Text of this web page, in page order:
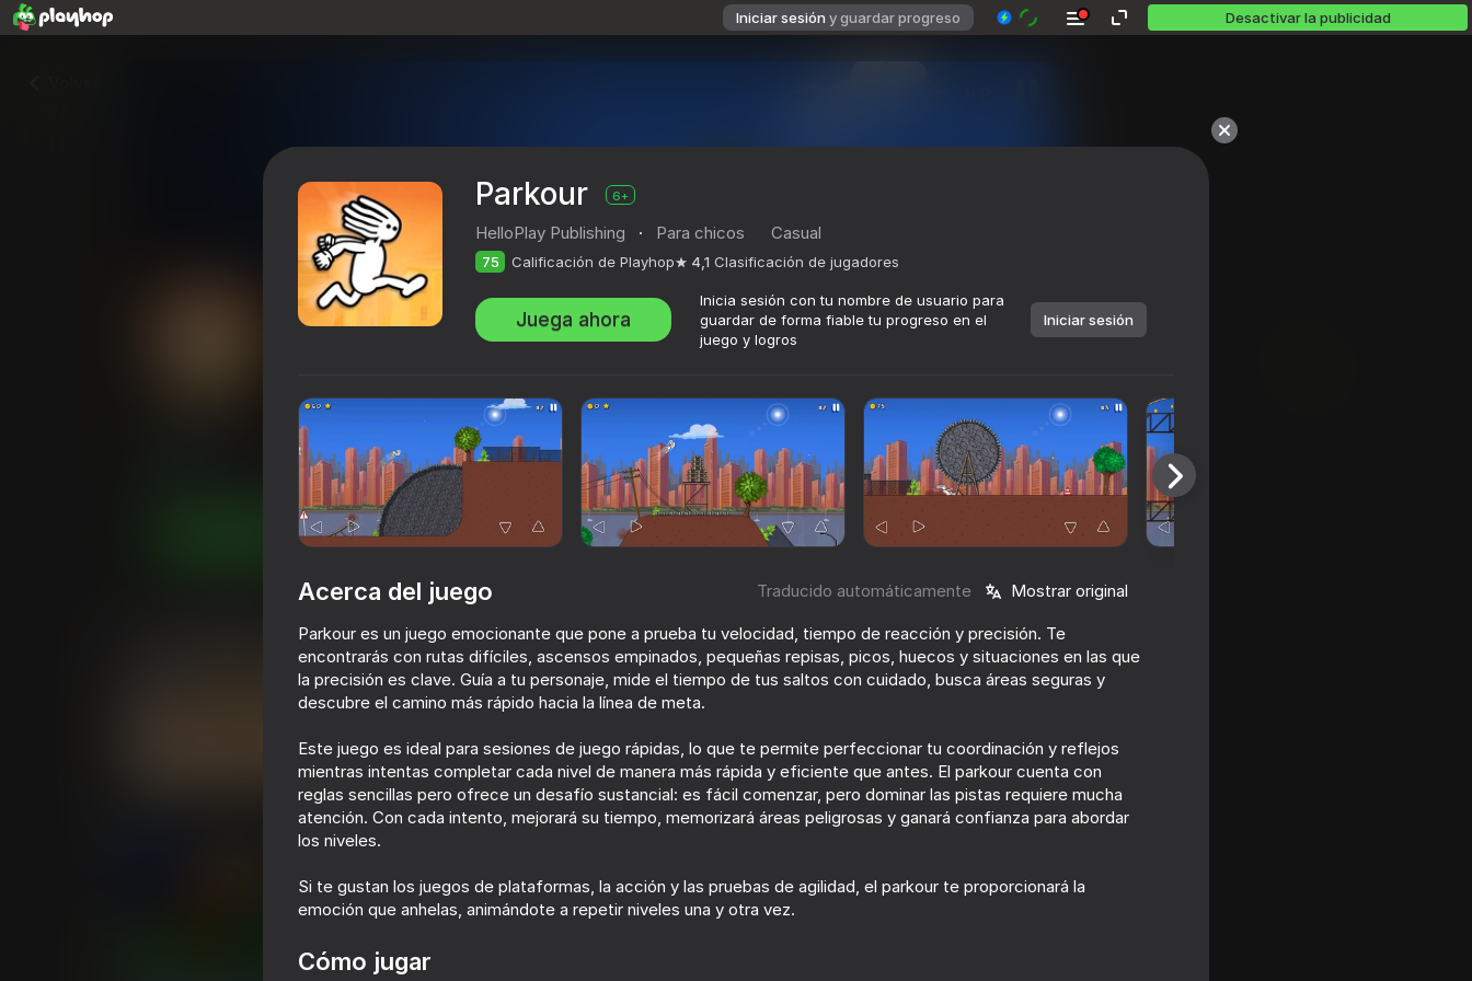
Iniciar sesión y guardar progreso Desactivar la publicidad
Calificación de Playhop 4,1 Clasificación de jugadores 6+
Casual HelloPlay Publishing
81
Stick vs Zombies: Stick Epic
Fight
78
Funny City: Gopniks
84
Aura de Cachetes
85
Parkour 6+
HelloPlay Publishing · Para chicos Casual
75 Calificación de Playhop 4,1 Clasificación de jugadores
Juega ahora
Inicia sesión con tu nombre de usuario para
guardar de forma fiable tu progreso en el
juego y logros
Iniciar sesión
Acerca del juego Traducido automáticamente Mostrar original
Parkour es un juego emocionante que pone a prueba tu velocidad, tiempo de reacción y precisión. Te
encontrarás con rutas difíciles, ascensos empinados, pequeñas repisas, picos, huecos y situaciones en las que
la precisión es clave. Guía a tu personaje, mide el tiempo de tus saltos con cuidado, busca áreas seguras y
descubre el camino más rápido hacia la línea de meta.
Este juego es ideal para sesiones de juego rápidas, lo que te permite perfeccionar tu coordinación y reflejos
mientras intentas completar cada nivel de manera más rápida y eficiente que antes. El parkour cuenta con
reglas sencillas pero ofrece un desafío sustancial: es fácil comenzar, pero dominar las pistas requiere mucha
atención. Con cada intento, mejorará su tiempo, memorizará áreas peligrosas y ganará confianza para abordar
los niveles.
Si te gustan los juegos de plataformas, la acción y las pruebas de agilidad, el parkour te proporcionará la
emoción que anhelas, animándote a repetir niveles una y otra vez.
Cómo jugar